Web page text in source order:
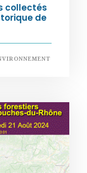
collectés
de